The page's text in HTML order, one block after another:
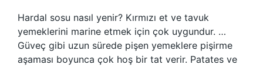
Hardal sosu nasıl yenir? Kırmızı et ve tavuk
yemeklerini marine etmek için çok uygundur. …
Güveç gibi uzun sürede pişen yemeklere pişirme
aşaması boyunca çok hoş bir tat verir. Patates ve